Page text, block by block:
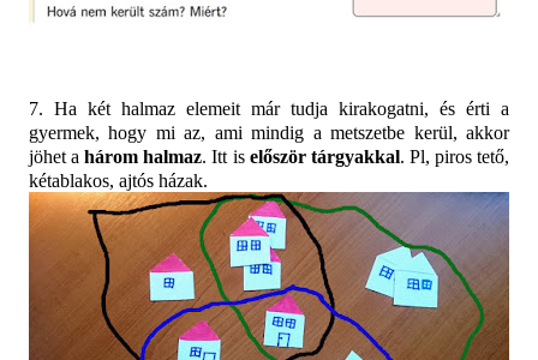
7. Ha két halmaz elemeit már tudja kirakogatni, és érti a
gyermek, hogy mi az, ami mindig a metszetbe kerül, akkor
jöhet ahárom halmaz. Itt is először tárgyakkal. Pl, piros tető,
kétablakos, ajtós házak.